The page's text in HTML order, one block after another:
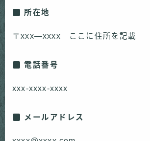
所在地
〒xxx―xxxx ここに住所を記載
電話番号
xxx-xxxx-xxxx
メールアドレス